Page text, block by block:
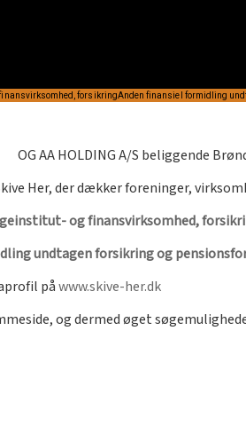
OG AA HOLDING A/S beliggende
Her, der dækker foreninger,
og finansvirksomhed,
undtagen forsikring og
påwww.skive-her.dk
og dermed øget
forsikringAnden finansiel formidling